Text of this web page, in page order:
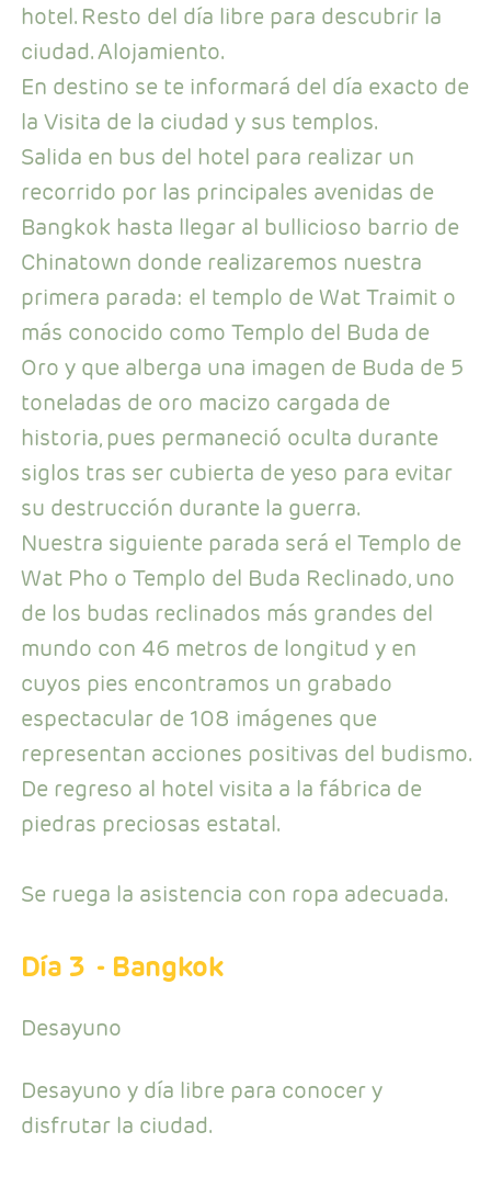
hotel. Resto del día libre para descubrir la
ciudad. Alojamiento.
En destino se te informará del día exacto de
la Visita de la ciudad y sus templos.
Salida en bus del hotel para realizar un
recorrido por las principales avenidas de
Bangkok hasta llegar al bullicioso barrio de
Chinatown donde realizaremos nuestra
primera parada: el templo de Wat Traimit o
más conocido como Templo del Buda de
Oro y que alberga una imagen de Buda de 5
toneladas de oro macizo cargada de
historia, pues permaneció oculta durante
siglos tras ser cubierta de yeso para evitar
su destrucción durante la guerra.
Nuestra siguiente parada será el Templo de
Wat Pho o Templo del Buda Reclinado, uno
de los budas reclinados más grandes del
mundo con 46 metros de longitud y en
cuyos pies encontramos un grabado
espectacular de 108 imágenes que
representan acciones positivas del budismo.
De regreso al hotel visita a la fábrica de
piedras preciosas estatal.
Se ruega la asistencia con ropa adecuada.
Día 3 - Bangkok
Desayuno
Desayuno y día libre para conocer y
disfrutar la ciudad.